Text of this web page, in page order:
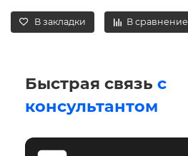
В закладки В сравнение
Быстрая связь с
консультантом